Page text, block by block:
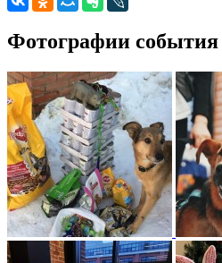
Фотографии события